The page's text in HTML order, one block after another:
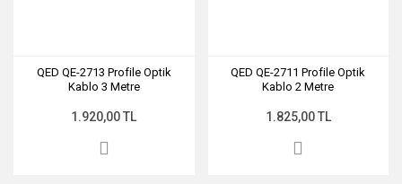
QED QE-2713 Profile Optik
Kablo 3 Metre
1.920,00 TL
QED QE-2711 Profile Optik
Kablo 2 Metre
1.825,00 TL